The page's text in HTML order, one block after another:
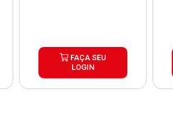
FAÇA SEU
LOGIN